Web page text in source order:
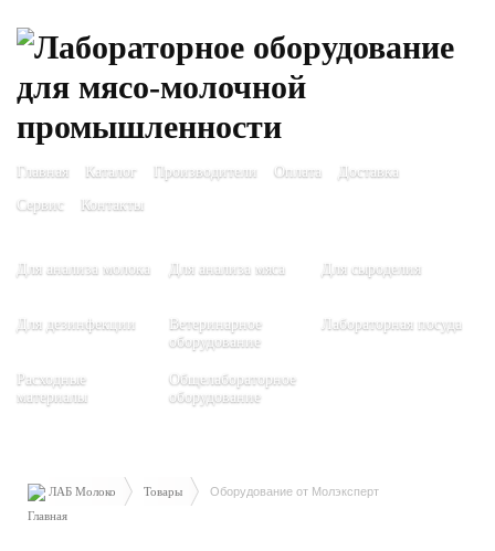
Главная Каталог Производители Оплата
Доставка
Сервис
Контакты
Для анализа молока Для анализа мяса Для сыроделия
Для дезинфекции
Ветеринарное
оборудование
Лабораторная посуда
Расходные
материалы
Общелабораторное
оборудование
ЛАБ Молоко Товары Оборудование от Молэксперт